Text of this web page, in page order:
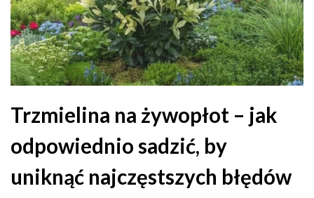
Trzmielina na żywopłot – jak
odpowiednio sadzić, by
uniknąć najczęstszych błędów